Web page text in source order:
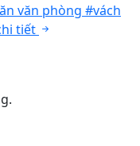
văn phòng #vách
tiết